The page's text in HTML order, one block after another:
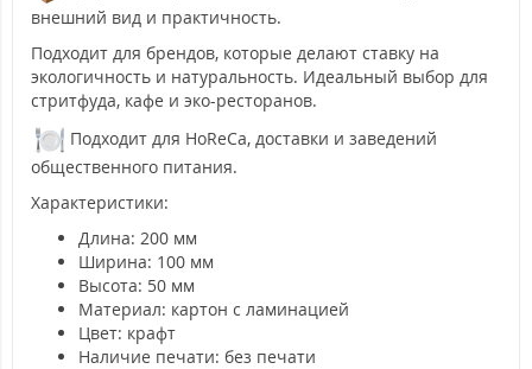
внешний вид и практичность.
Подходит для брендов, которые делают ставку на
экологичность и натуральность. Идеальный выбор для
стритфуда, кафе и эко-ресторанов.
Подходит для HoReCa, доставки и заведений
общественного питания.
Характеристики:
Длина: 200 мм
Ширина: 100 мм
Высота: 50 мм
Материал: картон с ламинацией
Цвет: крафт
Наличие печати: без печати